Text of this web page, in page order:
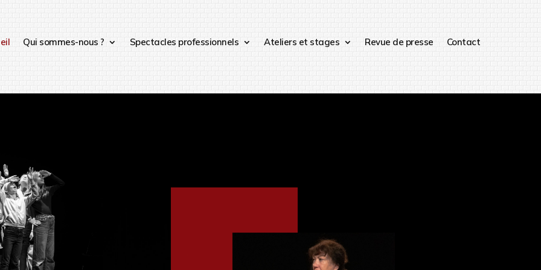
Qui sommes-nous ? Spectacles professionnels Ateliers et stages Revue de presse Contact